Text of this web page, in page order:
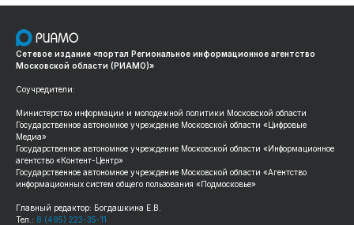
Сетевое издание «портал Региональное информационное агентство
Московской области (РИАМО)»
Соучредители:
Министерство информации и молодежной политики Московской области
Государственное автономное учреждение Московской области «Цифровые
Медиа»
Государственное автономное учреждение Московской области «Информационное
агентство «Контент-Центр»
Государственное автономное учреждение Московской области «Агентство
информационных систем общего пользования «Подмосковье»
Главный редактор: Богдашкина Е.В.
Тел.: 8 (495) 223-35-11